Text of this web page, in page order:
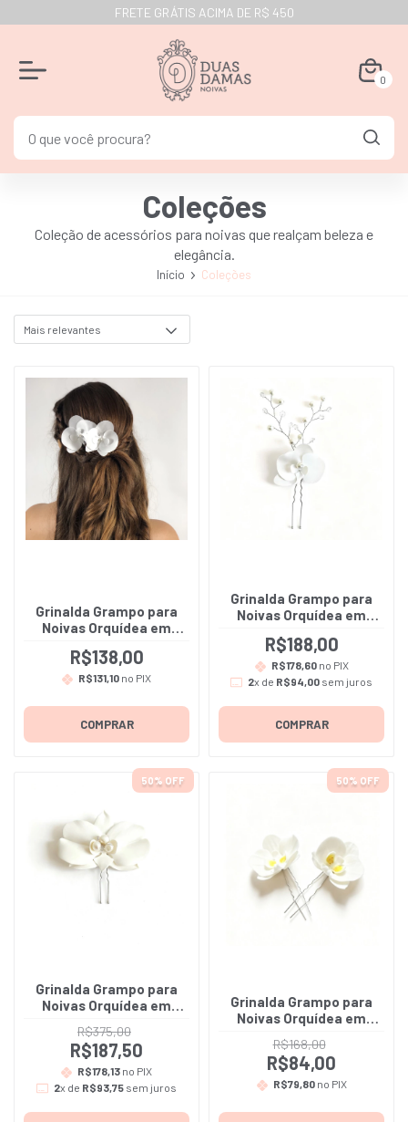
FRETE GRÁTIS ACIMA DE R$ 450
0
Coleções
Coleção de acessórios para noivas que realçam beleza e
elegância.
Início Coleções
Grinalda Grampo para
Noivas Orquídea em
Amália - A unidade
R$138,00
R$131,10 no PIX
COMPRAR
Grinalda Grampo para
Noivas Orquídea em
Rebeca - A unidade
R$188,00
R$178,60no PIX
2x de R$94,00 sem juros
COMPRAR
50% OFF
Grinalda Grampo para
Noivas Orquídea em
- Vendido á unidade
R$375,00
R$187,50
R$178,13 no PIX
2x de R$93,75 sem juros
50% OFF
Grinalda Grampo para
Noivas Orquídea em
A unidade
R$168,00
R$84,00
R$79,80no PIX